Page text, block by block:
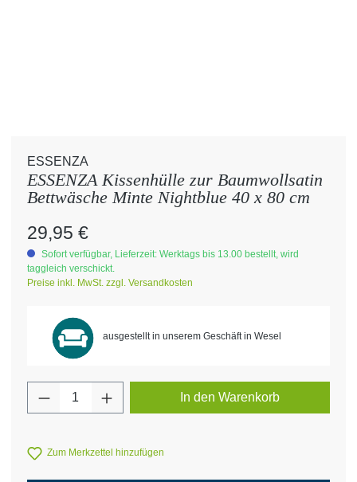
ESSENZA
ESSENZA Kissenhülle zur Baumwollsatin
Bettwäsche Minte Nightblue 40 x 80 cm
Regulärer Preis:
29,95 €
Sofort verfügbar, Lieferzeit: Werktags bis 13.00 bestellt, wird
taggleich verschickt.
Preise inkl. MwSt. zzgl. Versandkosten
ausgestellt in unserem Geschäft in Wesel
Produkt Anzahl: Gib den gewünschten
In den Warenkorb
Zum Merkzettel hinzufügen